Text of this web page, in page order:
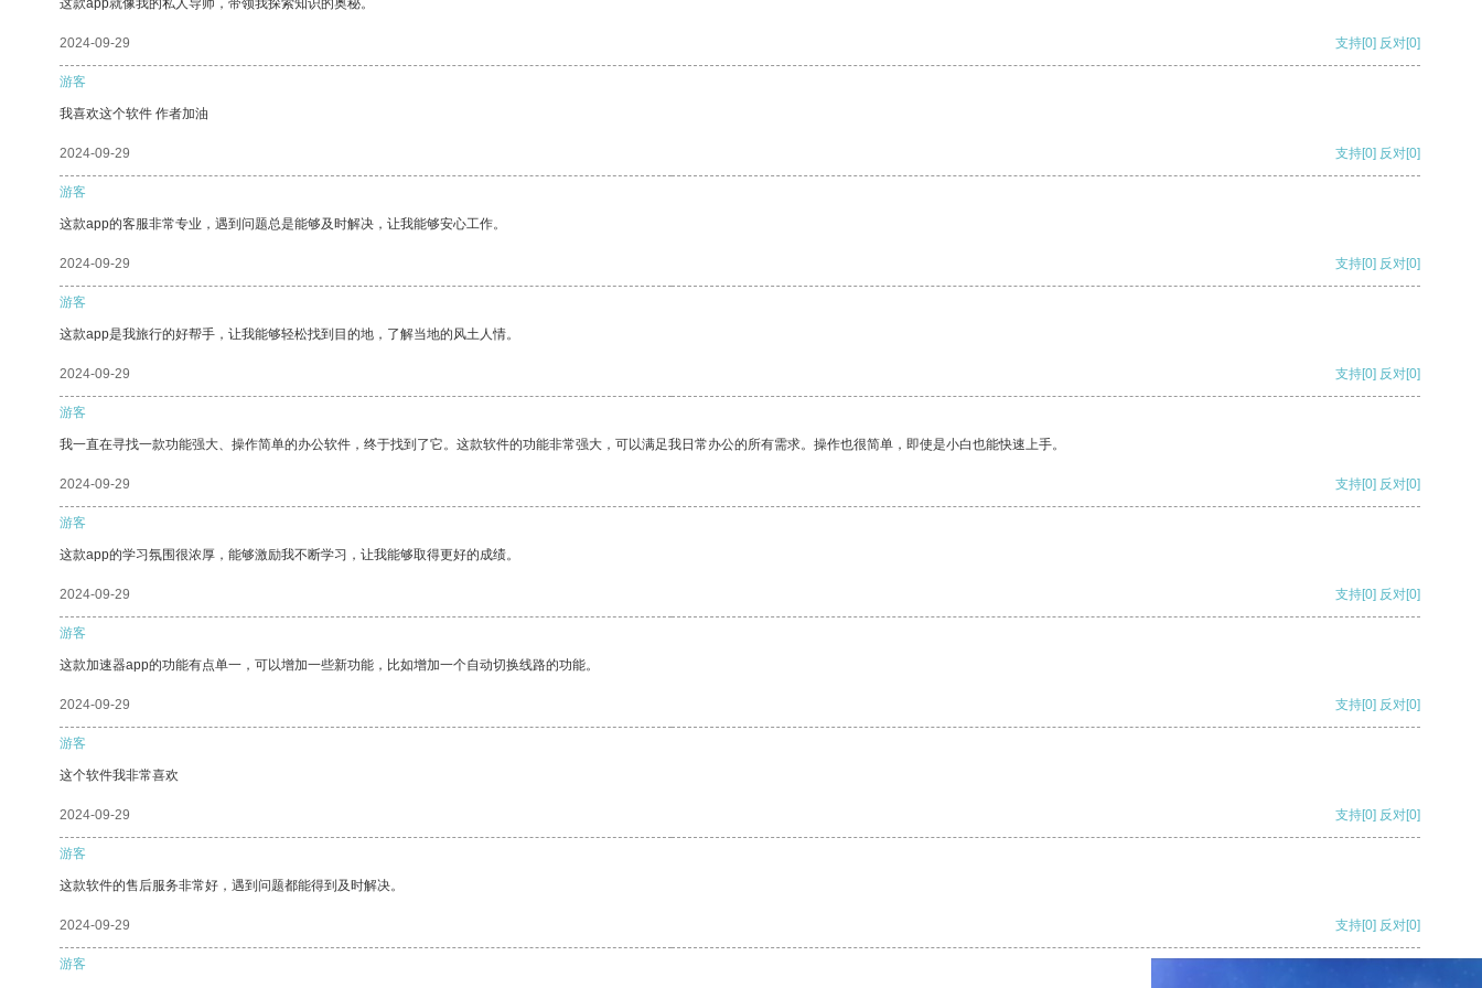
这款app就像我的私人导师，带领我探索知识的奥秘。
2024-09-29 支持[0] 反对[0]
游客
我喜欢这个软件 作者加油
2024-09-29 支持[0] 反对[0]
游客
这款app的客服非常专业，遇到问题总是能够及时解决，让我能够安心工作。
2024-09-29 支持[0] 反对[0]
游客
这款app是我旅行的好帮手，让我能够轻松找到目的地，了解当地的风土人情。
2024-09-29 支持[0] 反对[0]
游客
我一直在寻找一款功能强大、操作简单的办公软件，终于找到了它。这款软件的功能非常强大，可以满足我日常办公的所有需求。操作也很简单，即使是小白也能快速上手。
2024-09-29 支持[0] 反对[0]
游客
这款app的学习氛围很浓厚，能够激励我不断学习，让我能够取得更好的成绩。
2024-09-29 支持[0] 反对[0]
游客
这款加速器app的功能有点单一，可以增加一些新功能，比如增加一个自动切换线路的功能。
2024-09-29 支持[0] 反对[0]
游客
这个软件我非常喜欢
2024-09-29 支持[0] 反对[0]
游客
这款软件的售后服务非常好，遇到问题都能得到及时解决。
2024-09-29 支持[0] 反对[0]
游客